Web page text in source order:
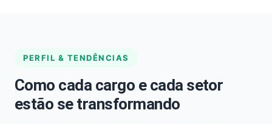
PERFIL & TENDÊNCIAS
Como cada cargo e cada setor
estão se transformando